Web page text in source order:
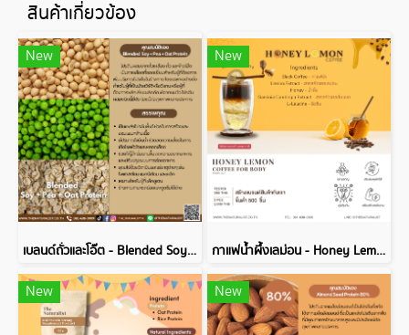
สินค้าเกี่ยวข้อง
New
เบลนด์ถั่วและโอ๊ต - Blended Soy + Pea + Oat Protein
New
กาแฟน้ำผึ้งเลม่อน - Honey Lemon Coffee for Body
New New